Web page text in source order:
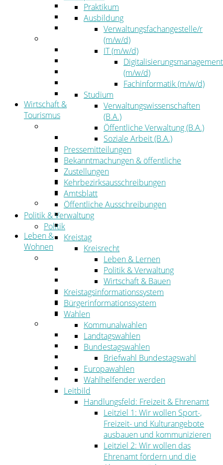
Bürgerinformationssystem
Wahlen
Der Landrat
Kommunalaufsicht
Zahlen, Daten, Fakten
Wirtschaft &
Tourismus
Wirtschaftsförderung
Gewerbeflächen und Unternehmen
Arbeitgeberservice
Mobilfunk & Breitband
Straßen- und Radwegebau
Landwirtschaft
Tourismus
Freizeit und Urlaub im Landkreis
Veranstaltungen
Leben &
Wohnen
Migration
Schulen, Bildung, Sport und Kultur
Soziales
Gesundheit
Jugend, Familie und Senioren
Bauen und Planen
Abfall
Umwelt
Ordnung
Praktikum
Ausbildung
Verwaltungsfachangestelle/r
(m/w/d)
IT (m/w/d)
Digitalisierungsmanagement
(m/w/d)
Fachinformatik (m/w/d)
Studium
Verwaltungswissenschaften
(B.A.)
Öffentliche Verwaltung (B.A.)
Soziale Arbeit (B.A.)
Pressemitteilungen
Bekanntmachungen & öffentliche
Zustellungen
Kehrbezirksausschreibungen
Amtsblatt
Öffentliche Ausschreibungen
Politik & Verwaltung
Politik
Kreistag
Kreisrecht
Leben & Lernen
Politik & Verwaltung
Wirtschaft & Bauen
Kreistagsinformationssystem
Bürgerinformationssystem
Wahlen
Kommunalwahlen
Landtagswahlen
Bundestagswahlen
Briefwahl Bundestagswahl
Europawahlen
Wahlhelfender werden
Leitbild
Handlungsfeld: Freizeit & Ehrenamt
Leitziel 1: Wir wollen Sport-,
Freizeit- und Kulturangebote
ausbauen und kommunizieren
Leitziel 2: Wir wollen das
Ehrenamt fördern und die